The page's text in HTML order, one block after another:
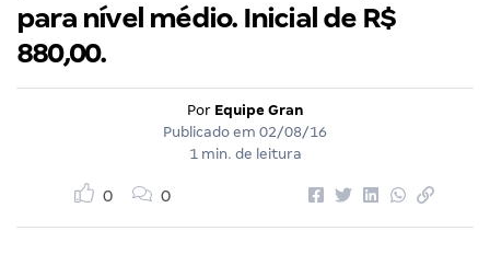
para nível médio. Inicial de R$
880,00.
Por Equipe Gran
Publicado em 02/08/16
1 min. de leitura
0 0